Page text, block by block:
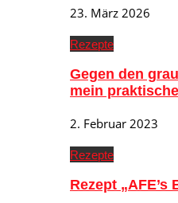
23. März 2026
Rezepte
Gegen den
mein
2. Februar 2023
Rezepte
Rezept „AFE’s